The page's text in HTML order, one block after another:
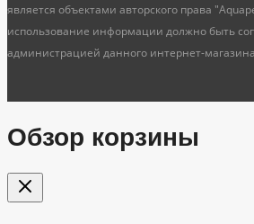
является объектами авторского права
использование информации должно быть
администрацией данного интернет-
Обзор корзины